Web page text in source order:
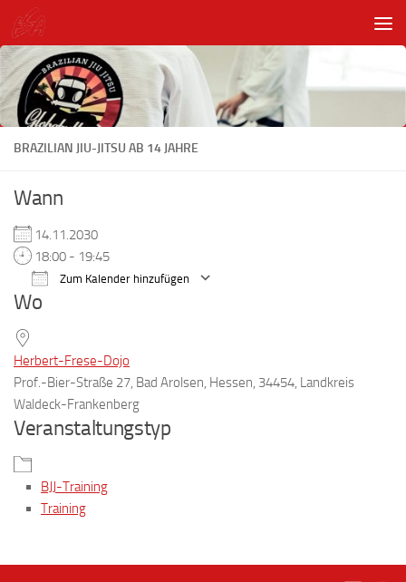
Unter dem Inhalt
BRAZILIAN JIU-JITSU AB 14 JAHRE
Wann
14.11.2030
18:00 - 19:45
Zum Kalender hinzufügen
Wo
Herbert-Frese-Dojo
Prof.-Bier-Straße 27, Bad Arolsen, Hessen, 34454, Landkreis
Waldeck-Frankenberg
Veranstaltungstyp
BJJ-Training
Training